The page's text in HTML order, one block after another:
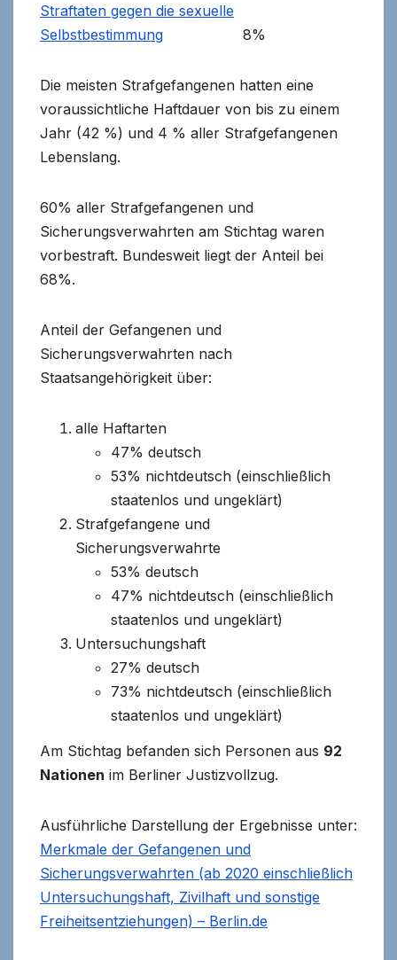
Straftaten gegen die sexuelle
Selbstbestimmung 8%
Die meisten Strafgefangenen hatten eine
voraussichtliche Haftdauer von bis zu einem
Jahr (42 %) und 4 % aller Strafgefangenen
Lebenslang.
60% aller Strafgefangenen und
Sicherungsverwahrten am Stichtag waren
vorbestraft. Bundesweit liegt der Anteil bei
68%.
Anteil der Gefangenen und
Sicherungsverwahrten nach
Staatsangehörigkeit über:
alle Haftarten
47% deutsch
53% nichtdeutsch (einschließlich
staatenlos und ungeklärt)
Strafgefangene und
Sicherungsverwahrte
53% deutsch
47% nichtdeutsch (einschließlich
staatenlos und ungeklärt)
Untersuchungshaft
27% deutsch
73% nichtdeutsch (einschließlich
staatenlos und ungeklärt)
Am Stichtag befanden sich Personen aus 92
Nationen im Berliner Justizvollzug.
Ausführliche Darstellung der Ergebnisse unter:
Merkmale der Gefangenen und
Sicherungsverwahrten (ab 2020 einschließlich
Untersuchungshaft, Zivilhaft und sonstige
Freiheitsentziehungen) – Berlin.de